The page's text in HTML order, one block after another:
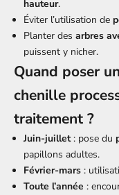
hauteur.
Éviter l’utilisation de
Planter des arbres
puissent y nicher.
Quand poser
chenille
traitement ?
Juin-juillet: pose du
papillons adultes.
Février-mars :
Toute l’année :